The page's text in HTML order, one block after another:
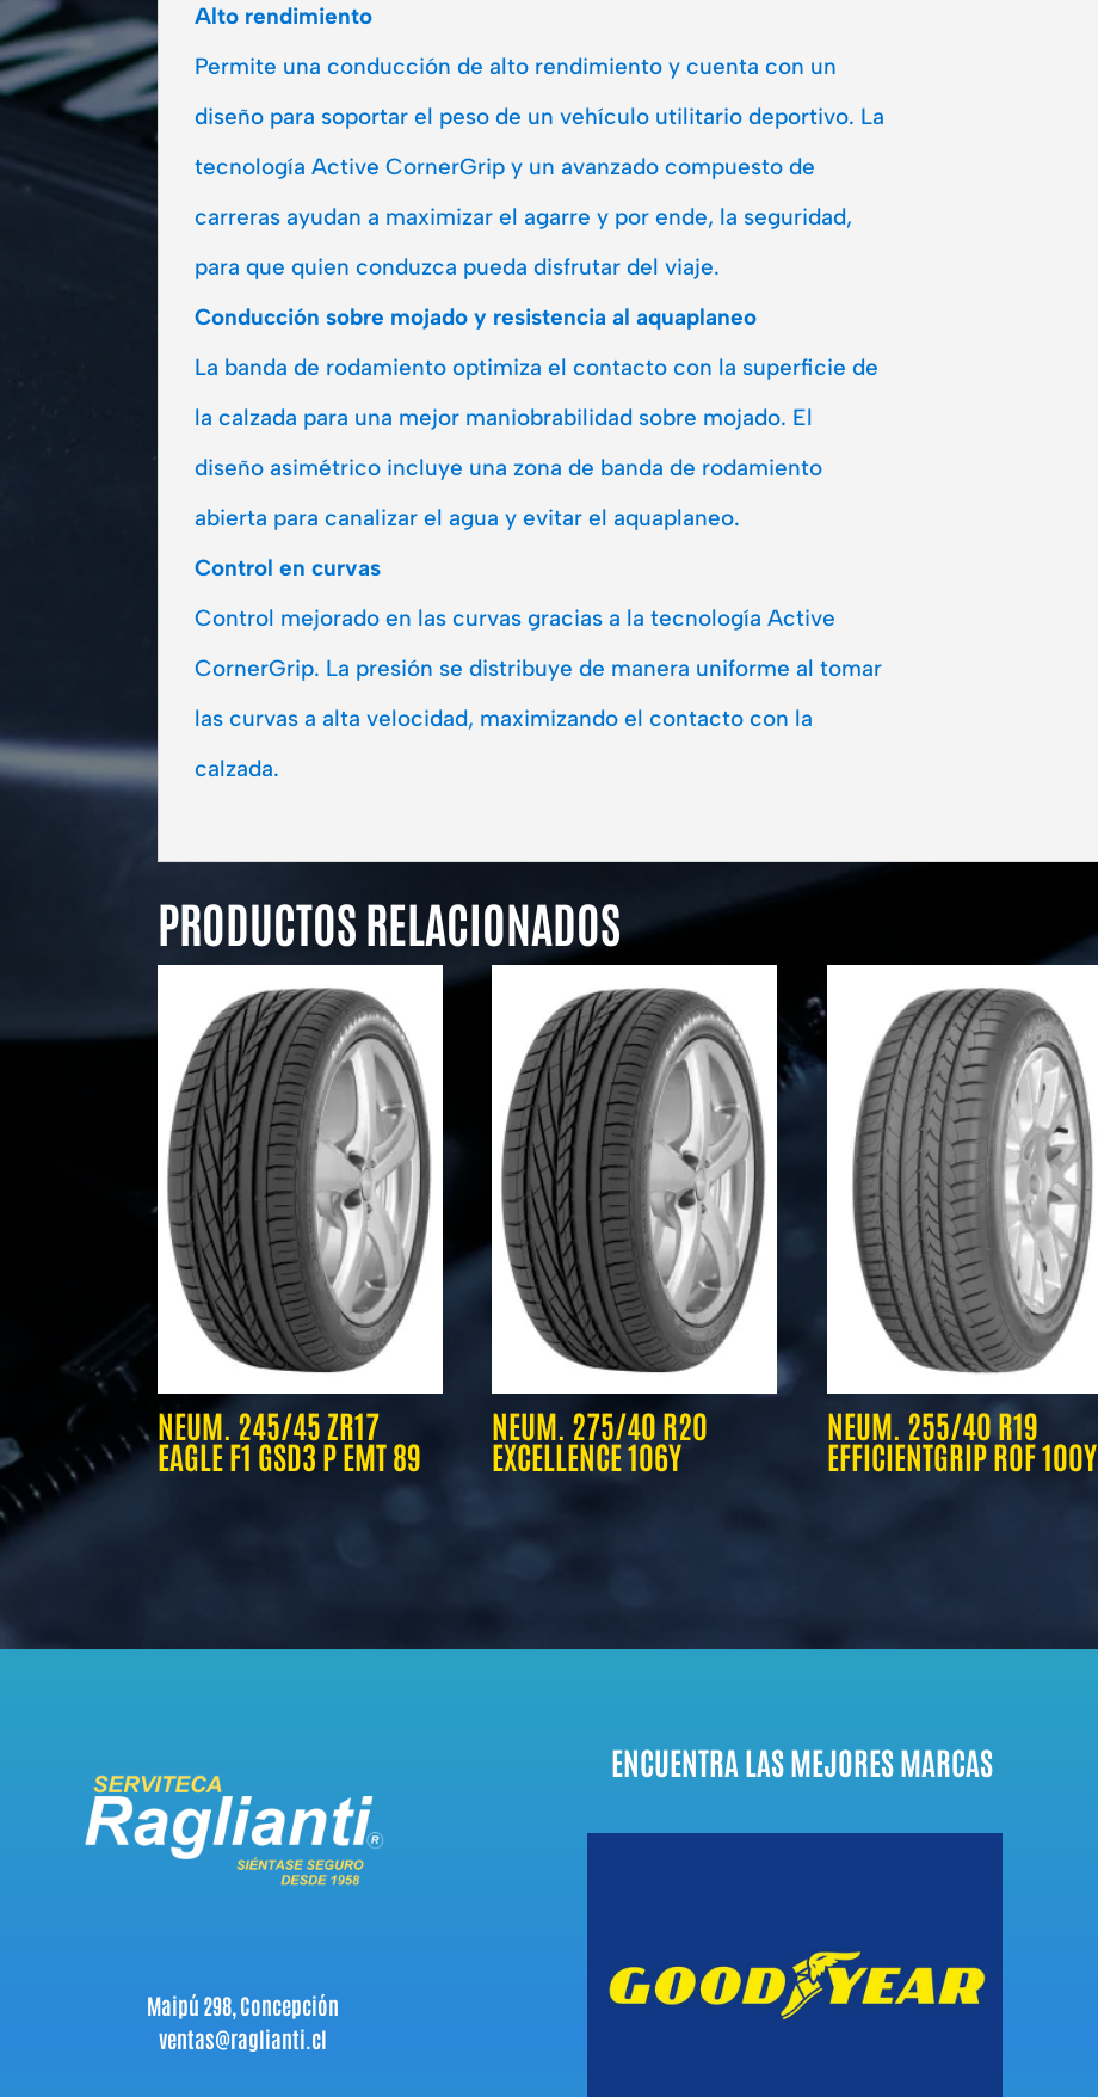
Alto rendimiento
Permite una conducción de alto rendimiento y cuenta con un
diseño para soportar el peso de un vehículo utilitario deportivo. La
tecnología Active CornerGrip y un avanzado compuesto de
carreras ayudan a maximizar el agarre y por ende, la seguridad,
para que quien conduzca pueda disfrutar del viaje.
Conducción sobre mojado y resistencia al aquaplaneo
La banda de rodamiento optimiza el contacto con la superficie de
la calzada para una mejor maniobrabilidad sobre mojado. El
diseño asimétrico incluye una zona de banda de rodamiento
abierta para canalizar el agua y evitar el aquaplaneo.
Control en curvas
Control mejorado en las curvas gracias a la tecnología Active
CornerGrip. La presión se distribuye de manera uniforme al tomar
las curvas a alta velocidad, maximizando el contacto con la
calzada.
PRODUCTOS RELACIONADOS
NEUM. 245/45 ZR17
EAGLE F1 GSD3 P EMT 89
NEUM. 275/40 R20
EXCELLENCE 106Y
NEUM. 255/40 R19
EFFICIENTGRIP ROF 100Y
Maipú 298, Concepción
ventas@raglianti.cl
ENCUENTRA LAS MEJORES MARCAS